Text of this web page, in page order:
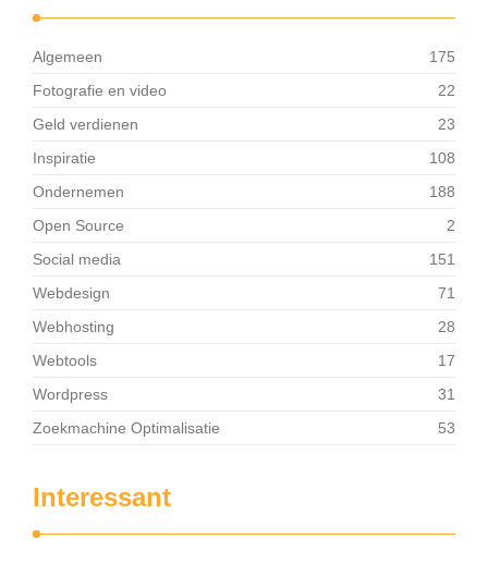
Algemeen
175
Fotografie en video
22
Geld verdienen
23
Inspiratie
108
Ondernemen
188
Open Source
2
Social media
151
Webdesign
71
Webhosting
28
Webtools
17
Wordpress
31
Zoekmachine Optimalisatie
53
Interessant